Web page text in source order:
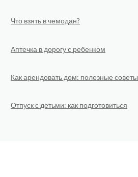
Что взять в чемодан?
Аптечка в дорогу с ребенком
Как арендовать дом: полезные советы
Отпуск с детьми: как подготовиться